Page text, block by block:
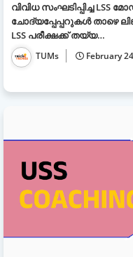
വിവിധ സംഘടിപ്പിച്ച LSS
ചോദ്യപ്പേപ്പറുകൾ താഴെ
LSS പരീക്ഷക്ക് തയ്യ…
TUMs February